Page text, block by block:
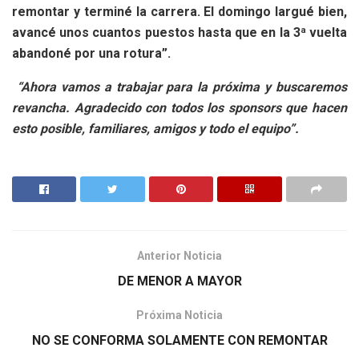
remontar y terminé la carrera. El domingo largué bien,
avancé unos cuantos puestos hasta que en la 3ª vuelta
abandoné por una rotura”.
“Ahora vamos a trabajar para la próxima y buscaremos
revancha. Agradecido con todos los sponsors que hacen
esto posible, familiares, amigos y todo el equipo”.
Anterior Noticia
DE MENOR A MAYOR
Próxima Noticia
NO SE CONFORMA SOLAMENTE CON REMONTAR